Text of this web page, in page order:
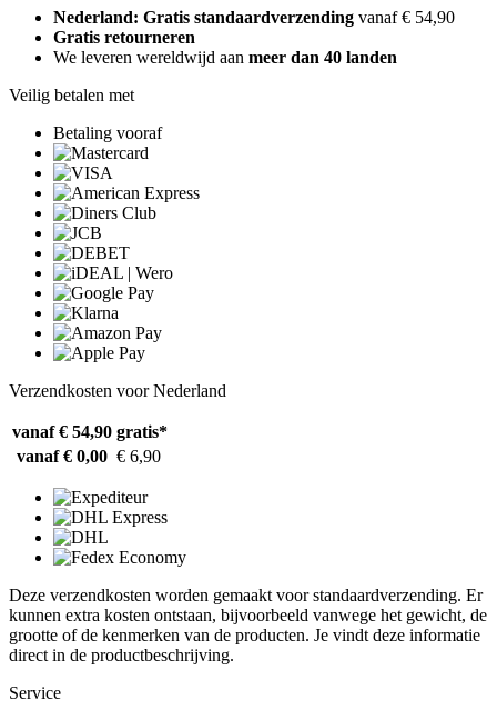
Nederland: Gratis standaardverzending vanaf € 54,90
Gratis retourneren
We leveren wereldwijd aan meer dan 40 landen
Veilig betalen met
Betaling vooraf
Verzendkosten voor Nederland
vanaf € 54,90 gratis*
vanaf € 0,00 € 6,90
Deze verzendkosten worden gemaakt voor standaardverzending. Er
kunnen extra kosten ontstaan, bijvoorbeeld vanwege het gewicht, de
grootte of de kenmerken van de producten. Je vindt deze informatie
direct in de productbeschrijving.
Service